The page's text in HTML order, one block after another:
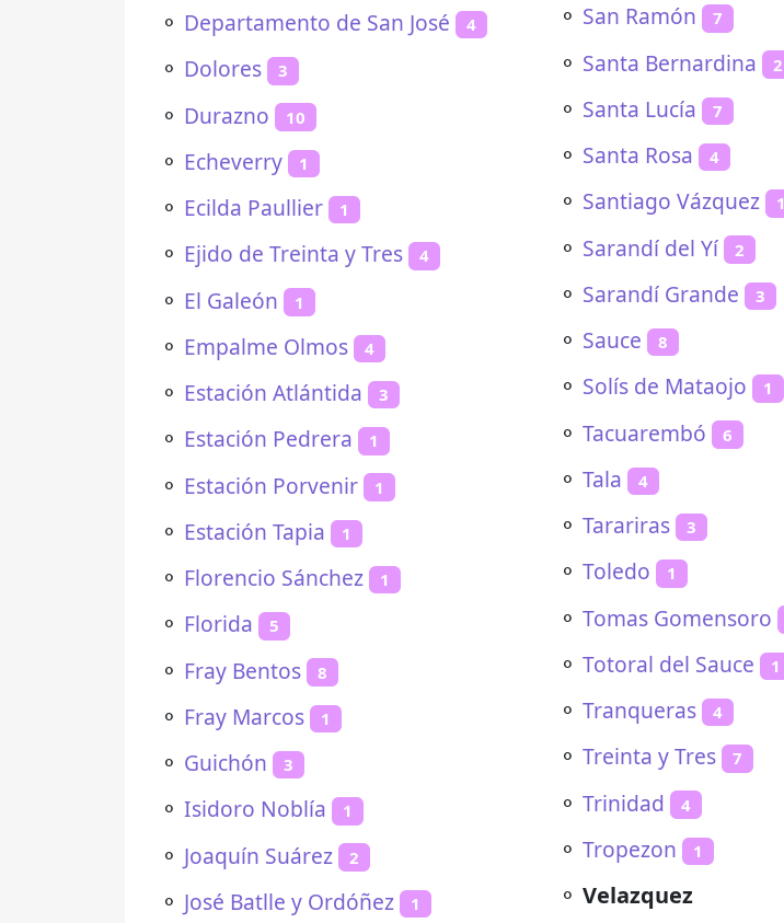
⚬ Departamento de San José 4
⚬ Dolores 3
⚬ Durazno 10
⚬ Echeverry 1
⚬ Ecilda Paullier 1
⚬ Ejido de Treinta y Tres 4
⚬ El Galeón 1
⚬ Empalme Olmos 4
⚬ Estación Atlántida 3
⚬ Estación Pedrera 1
⚬ Estación Porvenir 1
⚬ Estación Tapia 1
⚬ Florencio Sánchez 1
⚬ Florida 5
⚬ Fray Bentos 8
⚬ Fray Marcos 1
⚬ Guichón 3
⚬ Isidoro Noblía 1
⚬ Joaquín Suárez 2
⚬ José Batlle y Ordóñez 1
⚬ San Ramón 7
⚬ Santa Bernardina 2
⚬ Santa Lucía 7
⚬ Santa Rosa 4
⚬ Santiago Vázquez 1
⚬ Sarandí del Yí 2
⚬ Sarandí Grande 3
⚬ Sauce 8
⚬ Solís de Mataojo 1
⚬ Tacuarembó 6
⚬ Tala 4
⚬ Tarariras 3
⚬ Toledo 1
⚬ Tomas Gomensoro
⚬ Totoral del Sauce 1
⚬ Tranqueras 4
⚬ Treinta y Tres 7
⚬ Trinidad 4
⚬ Tropezon 1
⚬ Velazquez